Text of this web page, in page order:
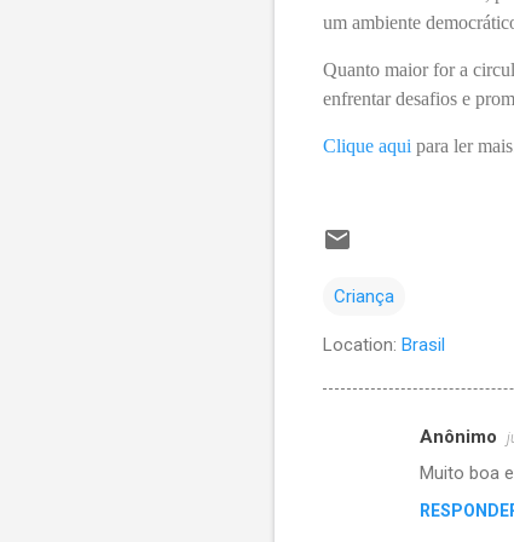
um ambiente
Quanto maior for a
enfrentar desafios e
Clique aqui para ler
Criança
Location: Brasil
Anônimo
Muito boa